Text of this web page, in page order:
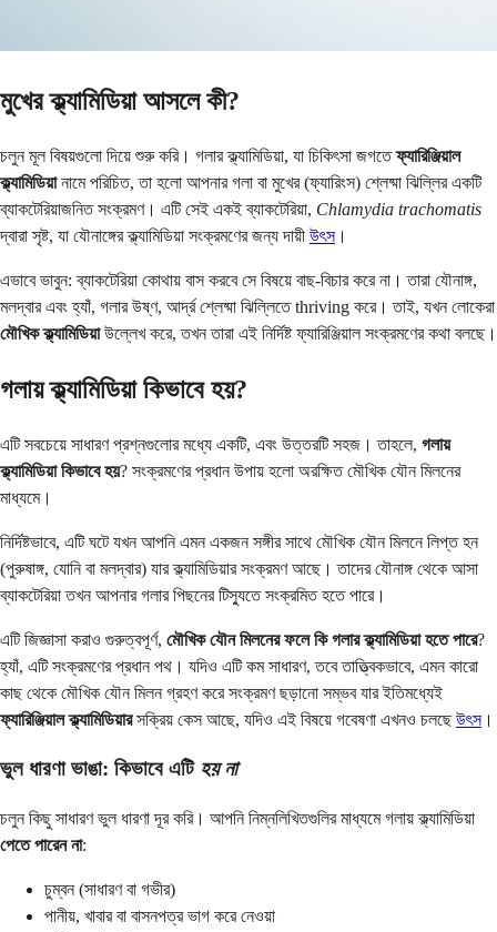
মুখের ক্ল্যামিডিয়া আসলে কী?
চলুন মূল বিষয়গুলো দিয়ে শুরু করি। গলার ক্ল্যামিডিয়া, যা চিকিৎসা জগতেফ্যারিঞ্জিয়াল
ক্ল্যামিডিয়ানামে পরিচিত, তা হলো আপনার গলা বা মুখের (ফ্যারিংস) শ্লেষ্মা ঝিল্লির একটি
ব্যাকটেরিয়াজনিত সংক্রমণ। এটি সেই একই ব্যাকটেরিয়া, Chlamydia trachomatis
দ্বারা সৃষ্ট, যা যৌনাঙ্গের ক্ল্যামিডিয়া সংক্রমণের জন্য দায়ী উৎস।
এভাবে ভাবুন: ব্যাকটেরিয়া কোথায় বাস করবে সে বিষয়ে বাছ-বিচার করে না। তারা যৌনাঙ্গ,
মলদ্বার এবং হ্যাঁ, গলার উষ্ণ, আর্দ্র শ্লেষ্মা ঝিল্লিতে thriving করে। তাই, যখন লোকেরা
মৌখিক ক্ল্যামিডিয়াউল্লেখ করে, তখন তারা এই নির্দিষ্ট ফ্যারিঞ্জিয়াল সংক্রমণের কথা বলছে।
গলায় ক্ল্যামিডিয়া কিভাবে হয়?
এটি সবচেয়ে সাধারণ প্রশ্নগুলোর মধ্যে একটি, এবং উত্তরটি সহজ। তাহলে, গলায়
ক্ল্যামিডিয়া কিভাবে হয়? সংক্রমণের প্রধান উপায় হলো অরক্ষিত মৌখিক যৌন মিলনের
মাধ্যমে।
নির্দিষ্টভাবে, এটি ঘটে যখন আপনি এমন একজন সঙ্গীর সাথে মৌখিক যৌন মিলনে লিপ্ত হন
(পুরুষাঙ্গ, যোনি বা মলদ্বার) যার ক্ল্যামিডিয়ার সংক্রমণ আছে। তাদের যৌনাঙ্গ থেকে আসা
ব্যাকটেরিয়া তখন আপনার গলার পিছনের টিস্যুতে সংক্রমিত হতে পারে।
এটি জিজ্ঞাসা করাও গুরুত্বপূর্ণ, মৌখিক যৌন মিলনের ফলে কি গলার ক্ল্যামিডিয়া হতে পারে?
হ্যাঁ, এটি সংক্রমণের প্রধান পথ। যদিও এটি কম সাধারণ, তবে তাত্ত্বিকভাবে, এমন কারো
কাছ থেকে মৌখিক যৌন মিলন গ্রহণ করে সংক্রমণ ছড়ানো সম্ভব যার ইতিমধ্যেই
ফ্যারিঞ্জিয়াল ক্ল্যামিডিয়ারসক্রিয় কেস আছে, যদিও এই বিষয়ে গবেষণা এখনও চলছেউৎস।
ভুল ধারণা ভাঙা: কিভাবে এটি হয় না
চলুন কিছু সাধারণ ভুল ধারণা দূর করি। আপনি নিম্নলিখিতগুলির মাধ্যমে গলায় ক্ল্যামিডিয়া
পেতে পারেন না:
চুম্বন (সাধারণ বা গভীর)
পানীয়, খাবার বা বাসনপত্র ভাগ করে নেওয়া